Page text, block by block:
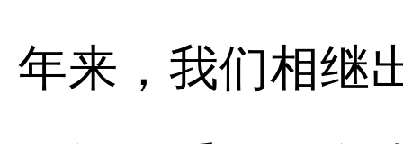
年来，我们相继